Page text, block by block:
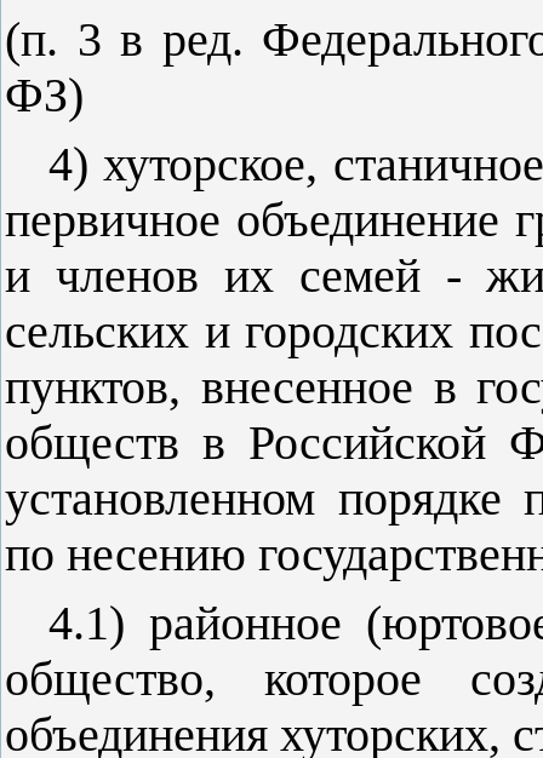
(п. 3 в ред.
ФЗ)
4) хуторское,
первичное объединение
и членов их семей -
сельских и городских
пунктов, внесенное в
обществ в Российской
установленном порядке
по несению
4.1) районное
общество, которое
объединения хуторских,